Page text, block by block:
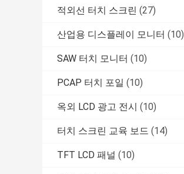
적외선 터치 스크린 (27)
산업용 디스플레이 모니터 (10)
SAW 터치 모니터 (10)
PCAP 터치 포일 (10)
옥외 LCD 광고 전시 (10)
터치 스크린 교육 보드 (14)
TFT LCD 패널 (10)